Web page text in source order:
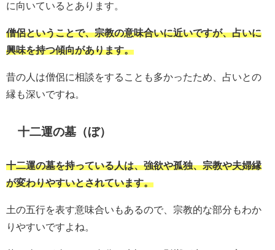
に向いているとあります。
僧侶ということで、宗教の意味合いに近いですが、占いに
興味を持つ傾向があります。
昔の人は僧侶に相談をすることも多かったため、占いとの
縁も深いですね。
十二運の墓（ぼ）
十二運の墓を持っている人は、強欲や孤独、宗教や夫婦縁
が変わりやすいとされています。
土の五行を表す意味合いもあるので、宗教的な部分もわか
りやすいですよね。